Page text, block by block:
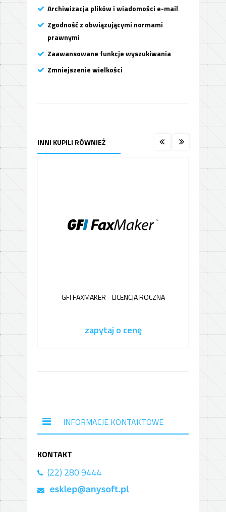
Archiwizacja plików i wiadomości e-mail
Zgodność z obwiązującymi normami
prawnymi
Zaawansowane funkcje wyszukiwania
Zmniejszenie wielkości
INNI KUPILI RÓWNIEŻ
GFI FAXMAKER - LICENCJA ROCZNA
zapytaj o cenę
INFORMACJE KONTAKTOWE
KONTAKT
(22) 280 9444